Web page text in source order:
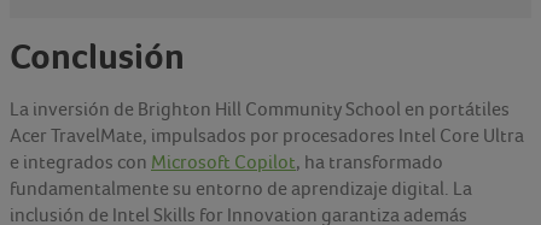
Conclusión
La inversión de Brighton Hill Community School en portátiles
Acer TravelMate, impulsados por procesadores Intel Core Ultra
e integrados con Microsoft Copilot, ha transformado
fundamentalmente su entorno de aprendizaje digital. La
inclusión de Intel Skills for Innovation garantiza además